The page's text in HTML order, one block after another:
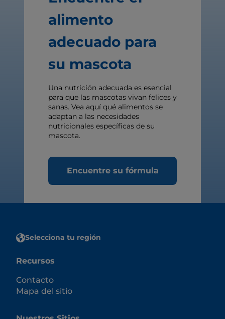
alimento
adecuado para
su mascota
Una nutrición adecuada es esencial
para que las mascotas vivan felices y
sanas. Vea aquí qué alimentos se
adaptan a las necesidades
nutricionales específicas de su
mascota.
Encuentre su fórmula
Selecciona tu región
Recursos
Contacto
Mapa del sitio